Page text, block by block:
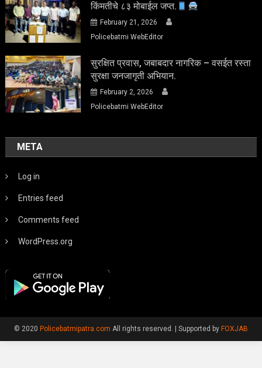
किंमतीचे ८३ मोबाईल जप्त.
February 21, 2026
Policebatmi WebEditor
सुरक्षित प्रवास, जबाबदार नागरिक – वसईत रस्ता
सुरक्षा जनजागृती अभियान.
February 2, 2026
Policebatmi WebEditor
META
Log in
Entries feed
Comments feed
WordPress.org
© 2020 Policebatmipatra.com All rights reserved. Supported by FOXJAB